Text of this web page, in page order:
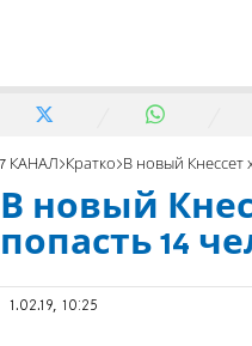
7 КАНАЛ Кратко В новый Кнессет
В новый
попасть 14
1.02.19, 10:25